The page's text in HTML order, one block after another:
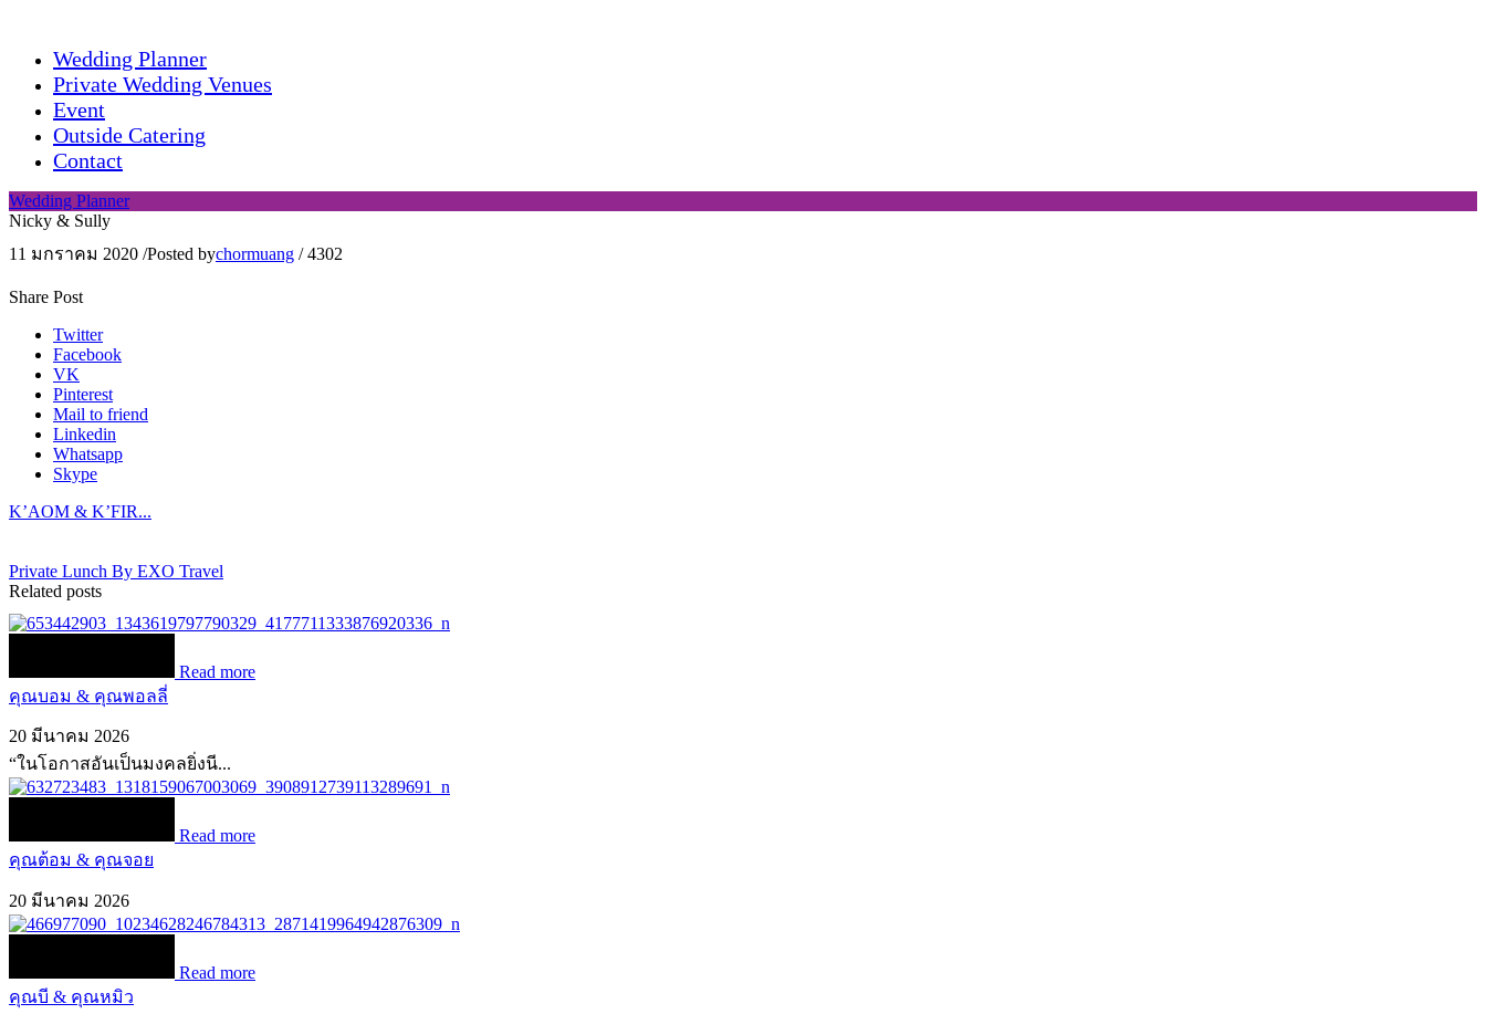
Wedding Planner
Private Wedding Venues
Event
Outside Catering
Contact
Wedding Planner
Nicky & Sully
11 มกราคม 2020 /Posted bychormuang / 4302
Share Post
Twitter
Facebook
VK
Pinterest
Mail to friend
Linkedin
Whatsapp
Skype
K’AOM & K’FIR...
Private Lunch By EXO Travel
Related posts
Read more
คุณบอม & คุณพอลลี่
20 มีนาคม 2026
“ในโอกาสอันเป็นมงคลยิ่งนี...
Read more
คุณต้อม & คุณจอย
20 มีนาคม 2026
Read more
คุณบี & คุณหมิว